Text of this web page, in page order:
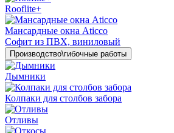
Rooflite+
Мансардные окна Aticco
Софит из ПВХ, виниловый
Производство\гибочные работы
Дымники
Колпаки для столбов забора
Отливы